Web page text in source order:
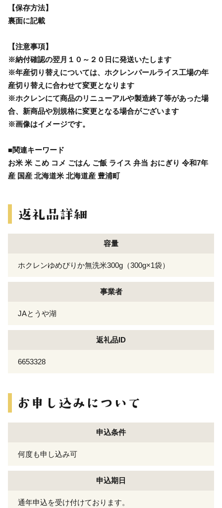
【保存方法】
裏面に記載
【注意事項】
※納付確認の翌月１０～２０日に発送いたします
※年産切り替えについては、ホクレンパールライス工場の年
産切り替えに合わせて変更となります
※ホクレンにて商品のリニューアルや製造終了等があった場
合、新商品や別規格に変更となる場合がございます
※画像はイメージです。
■関連キーワード
お米 米 こめ コメ ごはん ご飯 ライス 弁当 おにぎり 令和7年
産 国産 北海道米 北海道産 豊浦町
容量
ホクレンゆめぴりか無洗米300g（300g×1袋）
事業者
JAとうや湖
返礼品ID
6653328
申込条件
何度も申し込み可
申込期日
通年申込を受け付けております。